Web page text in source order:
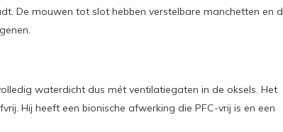
De mouwen tot slot hebben verstelbare manchetten en
waterdicht dus mét ventilatiegaten in de oksels. Het
Hij heeft een bionische afwerking die PFC-vrij is en een